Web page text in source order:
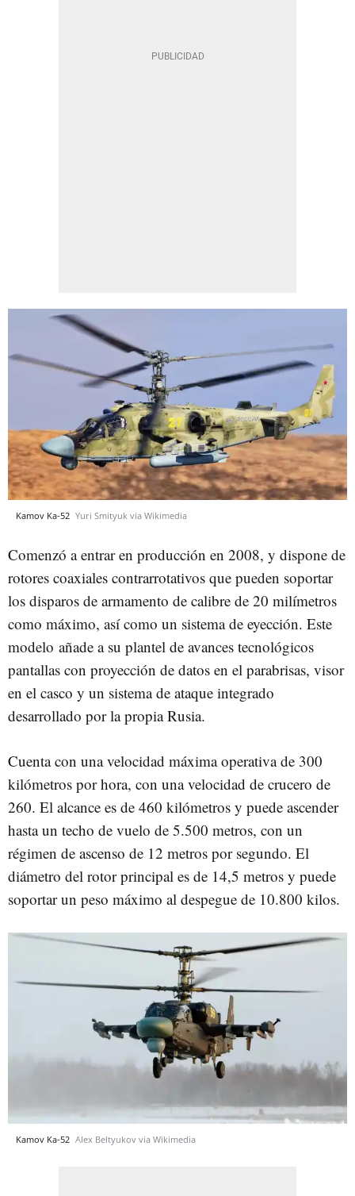
Kamov Ka-52 Yuri Smityuk via Wikimedia
Comenzó a entrar en producción en 2008, y dispone de
rotores coaxiales contrarrotativos que pueden soportar
los disparos de armamento de calibre de 20 milímetros
como máximo, así como un sistema de eyección. Este
modelo añade a su plantel de avances tecnológicos
pantallas con proyección de datos en el parabrisas, visor
en el casco y un sistema de ataque integrado
desarrollado por la propia Rusia.
Cuenta con una velocidad máxima operativa de 300
kilómetros por hora, con una velocidad de crucero de
260. El alcance es de 460 kilómetros y puede ascender
hasta un techo de vuelo de 5.500 metros, con un
régimen de ascenso de 12 metros por segundo. El
diámetro del rotor principal es de 14,5 metros y puede
soportar un peso máximo al despegue de 10.800 kilos.
Kamov Ka-52 Alex Beltyukov via Wikimedia